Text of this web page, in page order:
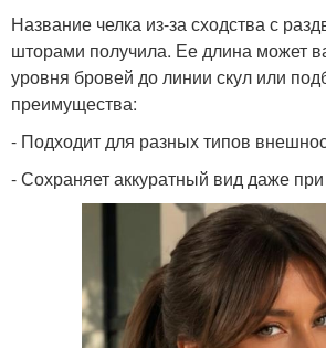
Название челка из-за сходства с
шторами получила. Ее длина может
уровня бровей до линии скул или
преимущества:
- Подходит для разных типов
- Сохраняет аккуратный вид даже